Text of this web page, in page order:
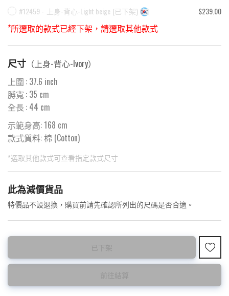
#12459 - 上身-背心-Light beige (已下架) $239.00
*所選取的款式已經下架，請選取其他款式
尺寸 （上身-背心-Ivory）
上圍 : 37.6 inch
膊寬 : 35 cm
全長 : 44 cm
示範身高: 168 cm
款式質料:棉 (Cotton)
*選取其他款式可查看指定款式尺寸
此為預購品
<預購款>因為韓國東大門8月暑假關係， 預購款會於8月18日
後才陸續返貨⚠️
此為減價貨品
特價品不設退換，購買前請先確認所列出的尺碼是否合適。
已下架
前往結算